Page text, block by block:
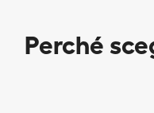
Perché